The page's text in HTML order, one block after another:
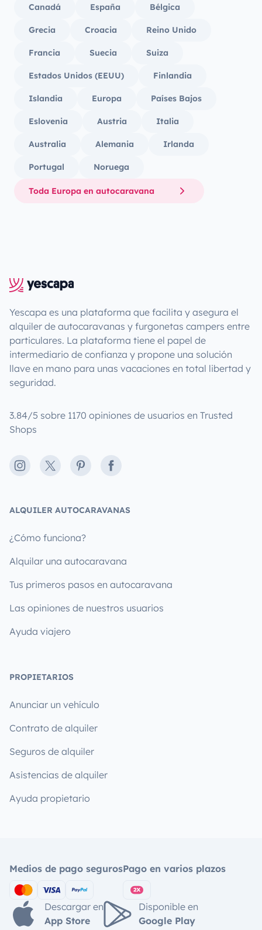
Canadá España Bélgica
Grecia Croacia Reino Unido
Francia Suecia Suiza
Estados Unidos (EEUU) Finlandia
Islandia Europa Países Bajos
Eslovenia Austria Italia
Australia Alemania Irlanda
Portugal Noruega
Toda Europa en autocaravana
Yescapa es una plataforma que facilita y asegura el
alquiler de autocaravanas y furgonetas campers entre
particulares. La plataforma tiene el papel de
intermediario de confianza y propone una solución
llave en mano para unas vacaciones en total libertad y
seguridad.
3.84/5 sobre 1170 opiniones de usuarios en Trusted
Shops
Instagram
X PinterestFacebook
ALQUILER AUTOCARAVANAS
¿Cómo funciona?
Alquilar una autocaravana
Tus primeros pasos en autocaravana
Las opiniones de nuestros usuarios
Ayuda viajero
PROPIETARIOS
Anunciar un vehículo
Contrato de alquiler
Seguros de alquiler
Asistencias de alquiler
Ayuda propietario
Medios de pago segurosPago en varios plazos
Descargar en
App Store
Disponible en
Google Play